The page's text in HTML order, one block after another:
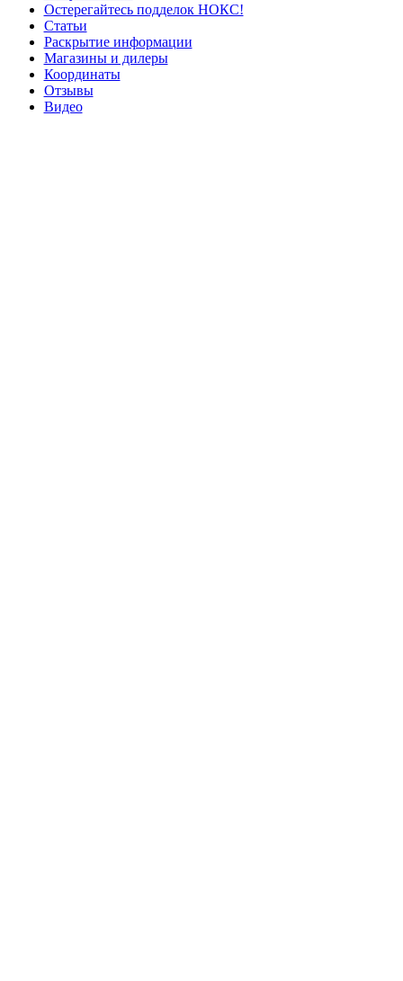
Остерегайтесь подделок НОКС!
Статьи
Раскрытие информации
Магазины и дилеры
Координаты
Отзывы
Видео